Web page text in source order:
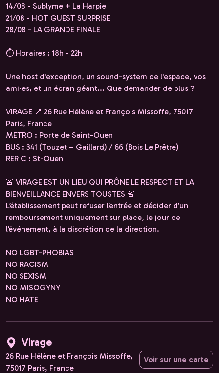
14/08 - Sublyme + La Harpie
21/08 - HOT GUEST SURPRISE
28/08 - LA GRANDE FINALE
⏱️ Horaires : 18h - 22h
Une host d'exception, un sound-system de l'espace, vos
ami·es, et un écran géant... Que demander de plus ?
VIRAGE 📍 26 Rue Hélène et François Missoffe, 75017
Paris, France
METRO : Porte de Saint-Ouen
BUS : 341 (Touzet – Gaillard) / 66 (Bois Le Prêtre)
RER C : St-Ouen
🚨 VIRAGE EST UN LIEU QUI PRÔNE LE RESPECT ET LA
BIENVEILLANCE ENVERS TOUSTES 🚨
L’établissement peut refuser l’entrée et décider d’un
remboursement uniquement sur place, le jour de
l’événement, à la discrétion de la direction.
NO LGBT-PHOBIAS
NO RACISM
NO SEXISM
NO MISOGYNY
NO HATE
Virage
26 Rue Hélène et François Missoffe,
75017 Paris, France
Voir sur une carte